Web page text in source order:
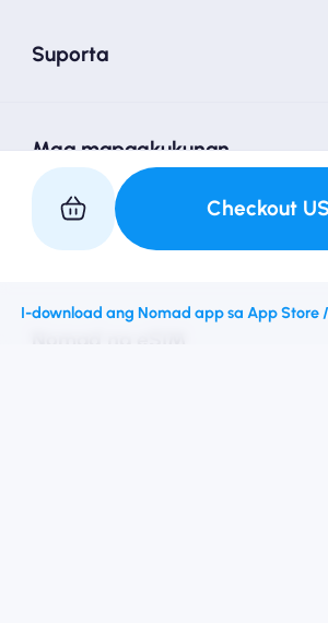
Checkout
Suporta
Mga mapagkukunan
Kasosyo sa Amin
I-download ang Nomad app sa App Store